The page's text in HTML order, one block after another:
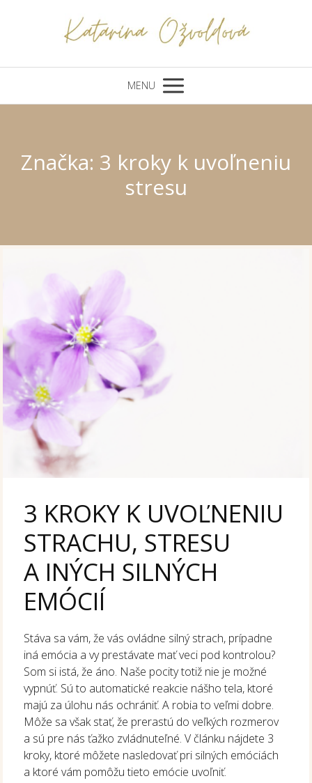
MENU
Značka: 3 kroky k uvoľneniu
stresu
3 KROKY K UVOĽNENIU
STRACHU, STRESU
A INÝCH SILNÝCH
EMÓCIÍ
Stáva sa vám, že vás ovládne silný strach, prípadne
iná emócia a vy prestávate mať veci pod kontrolou?
Som si istá, že áno. Naše pocity totiž nie je možné
vypnúť. Sú to automatické reakcie nášho tela, ktoré
majú za úlohu nás ochrániť. A robia to veľmi dobre.
Môže sa však stať, že prerastú do veľkých rozmerov
a sú pre nás ťažko zvládnuteľné. V článku nájdete 3
kroky, ktoré môžete nasledovať pri silných emóciách
a ktoré vám pomôžu tieto emócie uvoľniť.